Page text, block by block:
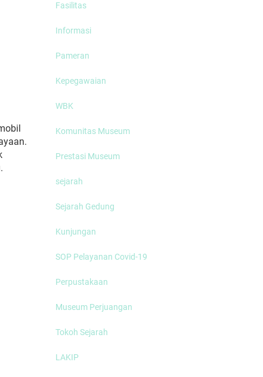
Fasilitas
Informasi
Pameran
Kepegawaian
WBK
Komunitas Museum
Prestasi Museum
sejarah
Sejarah Gedung
Kunjungan
SOP Pelayanan Covid-19
Perpustakaan
Museum Perjuangan
Tokoh Sejarah
LAKIP